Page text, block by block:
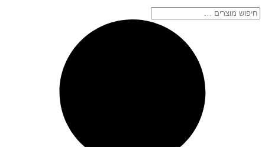
חיפוש
מוצרים